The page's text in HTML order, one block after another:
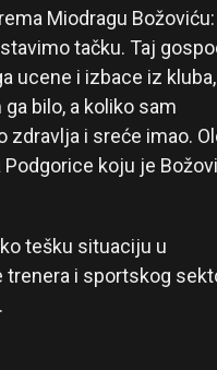
Miodragu Božoviću:
tačku. Taj
ucene i izbace iz
bilo, a koliko sam
zdravlja i sreće imao.
koju je
tešku situaciju u
trenera i sportskog